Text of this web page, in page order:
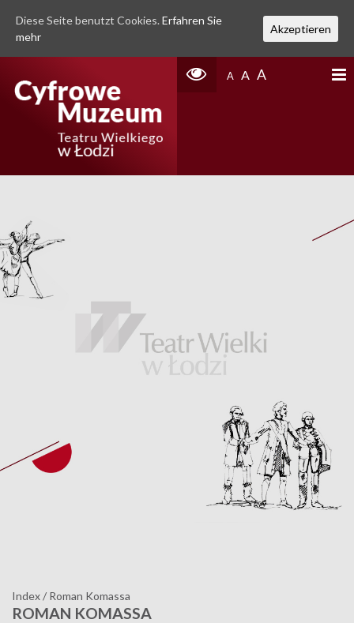
A A A
Index/ Roman Komassa
ROMAN KOMASSA
Diese Seite benutzt Cookies. Erfahren Sie
mehr
Akzeptieren